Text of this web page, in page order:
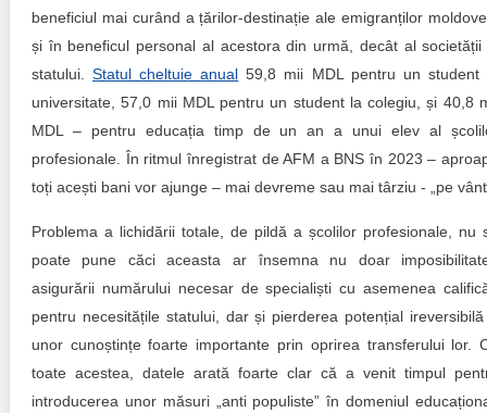
beneficiul mai curând a țărilor-destinație ale emigranților
și în beneficul personal al acestora din urmă, decât al societății
statului.Statul cheltuie anual 59,8 mii MDL pentru un student
universitate, 57,0 mii MDL pentru un student la colegiu, și 40,8
MDL – pentru educația timp de un an a unui elev al
profesionale. În ritmul înregistrat de AFM a BNS în 2023 –
toți acești bani vor ajunge – mai devreme sau mai târziu - „pe
Problema a lichidării totale, de pildă a școlilor profesionale, nu
poate pune căci aceasta ar însemna nu doar
asigurării numărului necesar de specialiști cu asemenea
pentru necesitățile statului, dar și pierderea potențial
unor cunoștințe foarte importante prin oprirea transferului lor.
toate acestea, datele arată foarte clar că a venit timpul
introducerea unor măsuri „anti populiste” în domeniul